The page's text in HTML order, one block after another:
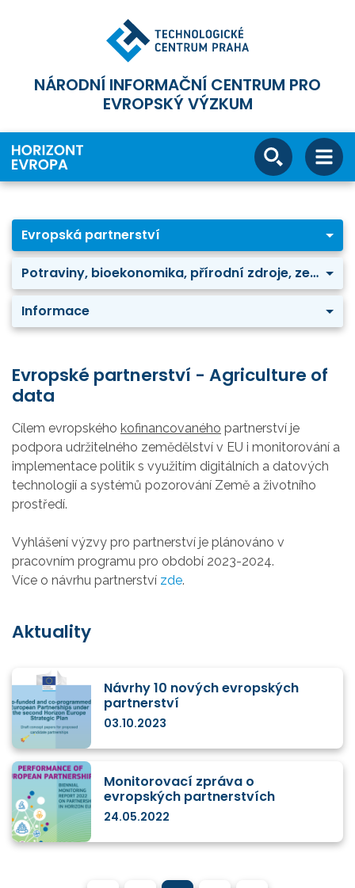
NÁRODNÍ INFORMAČNÍ CENTRUM PRO
EVROPSKÝ VÝZKUM
Evropská partnerství
Potraviny, bioekonomika, přírodní zdroje, zemědělství a životní prostředí: Agriculture of data
Informace
Evropské partnerství - Agriculture of
data
Cílem evropského kofinancovaného partnerství je
podpora udržitelného zemědělství v EU i monitorování a
implementace politik s využitím digitálních a datových
technologií a systémů pozorování Země a životního
prostředí.
Vyhlášení výzvy pro partnerství je plánováno v
pracovním programu pro období 2023-2024.
Více o návrhu partnerství zde.
Aktuality
Návrhy 10 nových evropských
partnerství
03.10.2023
Monitorovací zpráva o
evropských partnerstvích
24.05.2022